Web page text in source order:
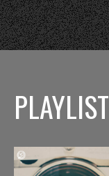
PLAYLIST